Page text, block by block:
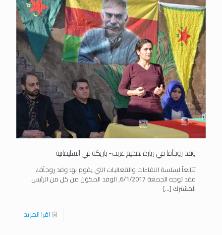
وفد روجآفا في زيارة لمخيم عربت- باريكة في السليمانية
تتابعاً لسلسة اللقاءات والفعاليات التي يقوم بها وفد روجآفا،
فقد توجه الجمعة 6/1/2017, الوفد المكوَن من كل من الرئيس
المشترك […]
اقرا المزيد